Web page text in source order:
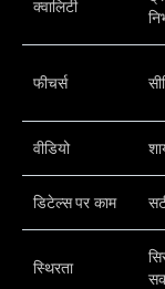
क्वालिटी
फीचर्स
वीडियो
डिटेल्स पर काम
स्थिरता